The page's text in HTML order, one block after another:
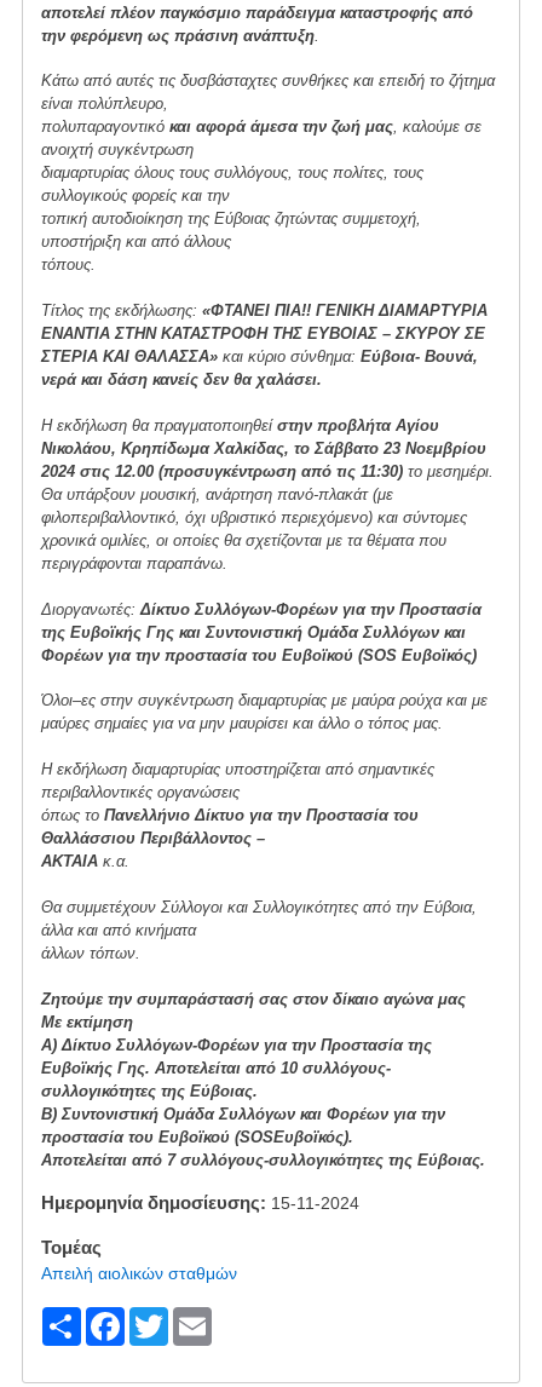
αποτελεί πλέον παγκόσμιο παράδειγμα καταστροφής από
την φερόμενη ως πράσινη ανάπτυξη.
Κάτω από αυτές τις δυσβάσταχτες συνθήκες και επειδή το ζήτημα
είναι πολύπλευρο,
πολυπαραγοντικό και αφορά άμεσα την ζωή μας, καλούμε σε
ανοιχτή συγκέντρωση
διαμαρτυρίας όλους τους συλλόγους, τους πολίτες, τους
συλλογικούς φορείς και την
τοπική αυτοδιοίκηση της Εύβοιας ζητώντας συμμετοχή,
υποστήριξη και από άλλους
τόπους.
Τίτλος της εκδήλωσης: «ΦΤΑΝΕΙ ΠΙΑ!! ΓΕΝΙΚΗ ΔΙΑΜΑΡΤΥΡΙΑ
ΕΝΑΝΤΙΑ ΣΤΗΝ ΚΑΤΑΣΤΡΟΦΗ ΤΗΣ ΕΥΒΟΙΑΣ – ΣΚΥΡΟΥ ΣΕ
ΣΤΕΡΙΑ ΚΑΙ ΘΑΛΑΣΣΑ» και κύριο σύνθημα: Εύβοια- Βουνά,
νερά και δάση κανείς δεν θα χαλάσει.
Η εκδήλωση θα πραγματοποιηθεί στην προβλήτα Αγίου
Νικολάου, Κρηπίδωμα Χαλκίδας, το Σάββατο 23 Νοεμβρίου
2024 στις 12.00 (προσυγκέντρωση από τις 11:30) το μεσημέρι.
Θα υπάρξουν μουσική, ανάρτηση πανό-πλακάτ (με
φιλοπεριβαλλοντικό, όχι υβριστικό περιεχόμενο) και σύντομες
χρονικά ομιλίες, οι οποίες θα σχετίζονται με τα θέματα που
περιγράφονται παραπάνω.
Διοργανωτές: Δίκτυο Συλλόγων-Φορέων για την Προστασία
της Ευβοϊκής Γης και Συντονιστική Ομάδα Συλλόγων και
Φορέων για την προστασία του Ευβοϊκού (SOS Ευβοϊκός)
Όλοι–ες στην συγκέντρωση διαμαρτυρίας με μαύρα ρούχα και με
μαύρες σημαίες για να μην μαυρίσει και άλλο ο τόπος μας.
Η εκδήλωση διαμαρτυρίας υποστηρίζεται από σημαντικές
περιβαλλοντικές οργανώσεις
όπως το Πανελλήνιο Δίκτυο για την Προστασία του
Θαλλάσσιου Περιβάλλοντος –
ΑΚΤΑΙΑκ.α.
Θα συμμετέχουν Σύλλογοι και Συλλογικότητες από την Εύβοια,
άλλα και από κινήματα
άλλων τόπων.
Ζητούμε την συμπαράστασή σας στον δίκαιο αγώνα μας
Με εκτίμηση
Α) Δίκτυο Συλλόγων-Φορέων για την Προστασία της
Ευβοϊκής Γης. Αποτελείται από 10 συλλόγους-
συλλογικότητες της Εύβοιας.
Β) Συντονιστική Ομάδα Συλλόγων και Φορέων για την
προστασία του Ευβοϊκού (SOSΕυβοϊκός).
Αποτελείται από 7 συλλόγους-συλλογικότητες της Εύβοιας.
Ημερομηνία δημοσίευσης 15-11-2024
Τομέας
Απειλή αιολικών σταθμών
S F T E